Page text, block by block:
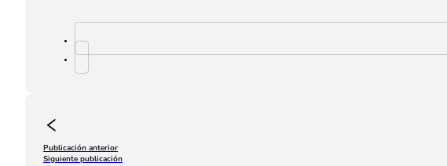
Publicación anterior
Siguiente publicación